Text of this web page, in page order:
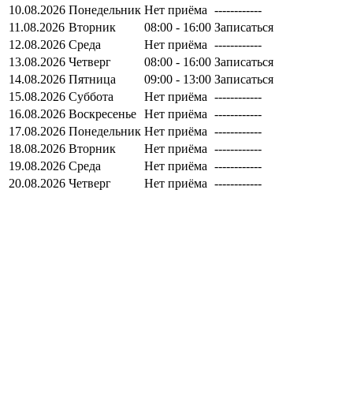
10.08.2026 Понедельник Нет приёма ------------
11.08.2026 Вторник 08:00 - 16:00 Записаться
12.08.2026 Среда Нет приёма ------------
13.08.2026 Четверг 08:00 - 16:00 Записаться
14.08.2026 Пятница 09:00 - 13:00 Записаться
15.08.2026 Суббота Нет приёма ------------
16.08.2026 Воскресенье Нет приёма ------------
17.08.2026 Понедельник Нет приёма ------------
18.08.2026 Вторник Нет приёма ------------
19.08.2026 Среда Нет приёма ------------
20.08.2026 Четверг Нет приёма ------------